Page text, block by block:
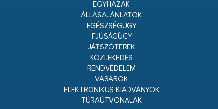
EGYHÁZAK
ÁLLÁSAJÁNLATOK
EGÉSZSÉGÜGY
IFJÚSÁGÜGY
JÁTSZÓTEREK
KÖZLEKEDÉS
RENDVÉDELEM
VÁSÁROK
ELEKTRONIKUS KIADVÁNYOK
TÚRAÚTVONALAK